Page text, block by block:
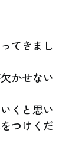
てきまし
かせない
くと思い
つけくだ